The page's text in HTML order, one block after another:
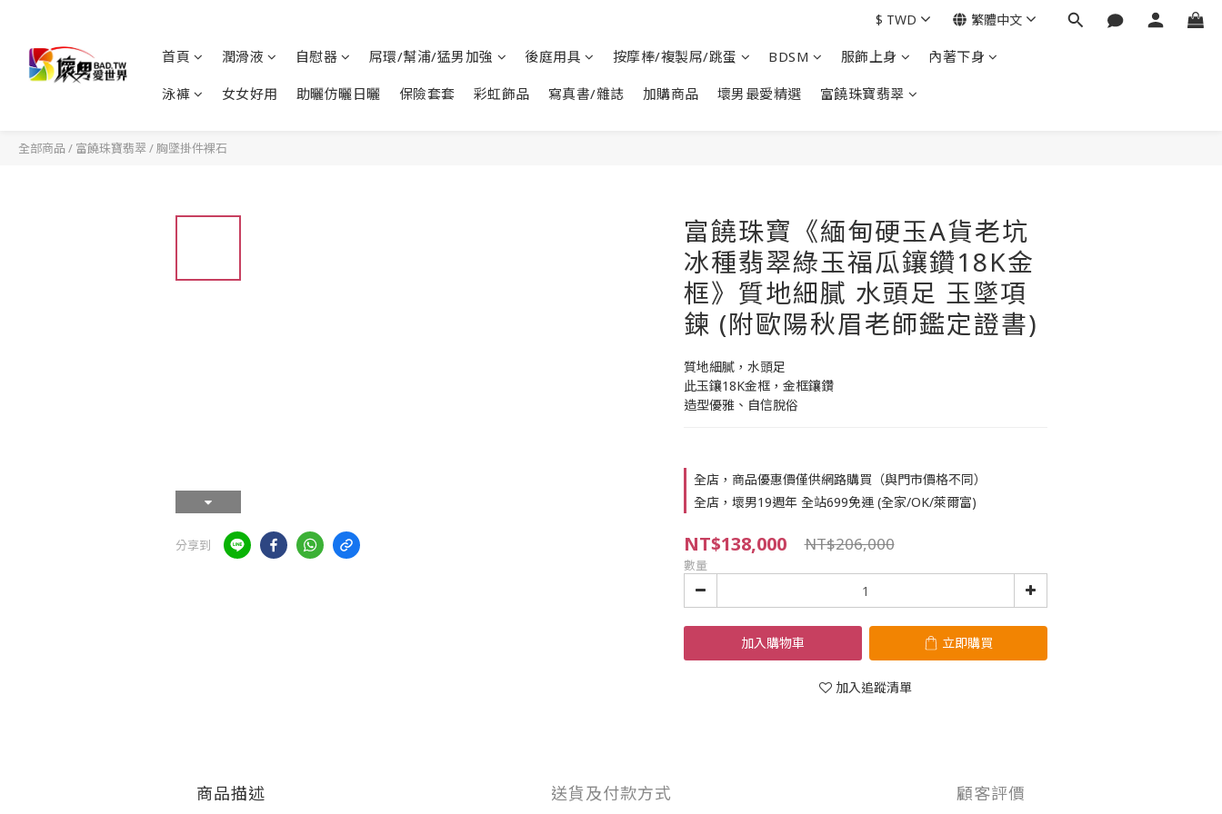
首頁 潤滑液 自慰器 屌環/幫浦/猛男加強 後庭用具 按摩棒/複製屌/跳蛋 BDSM 服飾上身 內著下身
泳褲 女女好用 助曬仿曬日曬 保險套套 彩虹飾品 寫真書/雜誌 加購商品 壞男最愛精選 富饒珠寶翡翠
$ TWD 繁體中文
全部商品 / 富饒珠寶翡翠/胸墜掛件裸石
分享到
富饒珠寶《緬甸硬玉A貨老坑
冰種翡翠綠玉福瓜鑲鑽18K金
框》質地細膩 水頭足 玉墜項
鍊 (附歐陽秋眉老師鑑定證書)
質地細膩，水頭足
此玉鑲18K金框，金框鑲鑽
造型優雅、自信脫俗
全店，商品優惠價僅供網路購買（與門市價格不同）
全店，壞男19週年 全站699免運 (全家/OK/萊爾富)
NT$138,000 NT$206,000
數量
加入購物車 立即購買
加入追蹤清單
商品描述 送貨及付款方式 顧客評價